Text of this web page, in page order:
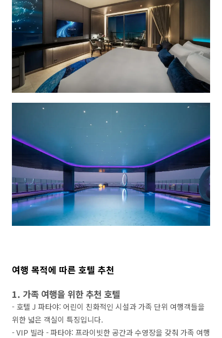
여행 목적에 따른 호텔 추천
1. 가족 여행을 위한 추천 호텔
- 호텔 J 파타야: 어린이 친화적인 시설과 가족 단위 여행객들을
위한 넓은 객실이 특징입니다.
- VIP 빌라 - 파타야: 프라이빗한 공간과 수영장을 갖춰 가족 여행